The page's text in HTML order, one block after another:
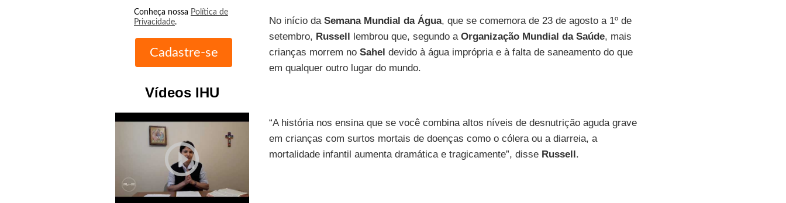
Conheça nossa Política de
Privacidade.
Vídeos IHU
play_circle_outline
No início da Semana Mundial da Água, que se comemora de 23 de agosto a 1º de
setembro, Russell lembrou que, segundo a Organização Mundial da Saúde, mais
crianças morrem no Sahel devido à água imprópria e à falta de saneamento do que
em qualquer outro lugar do mundo.
“A história nos ensina que se você combina altos níveis de desnutrição aguda grave
em crianças com surtos mortais de doenças como o cólera ou a diarreia, a
mortalidade infantil aumenta dramática e tragicamente”, disse Russell.